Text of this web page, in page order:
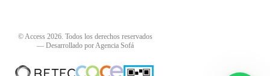
© Access 2026. Todos los derechos reservados
— Desarrollado por Agencia Sofá